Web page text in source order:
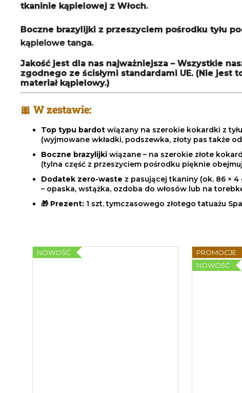
tkaninie kąpielowej z Włoch.
Boczne brazylijki z przeszyciem pośrodku tyłu
kąpielowe tanga.
Jakość jest dla nas najważniejsza – Wszystkie
zgodnego ze ścisłymi standardami UE. (Nie jest
materiał kąpielowy.)
🎀 W zestawie:
Top typu bardot wiązany na szerokie kokardki z tyłu
(wyjmowane wkładki, podszewka, złoty pas także
Boczne brazylijki wiązane – na szerokie złote
(tylna część z przeszyciem pośrodku pięknie
Dodatek zero-waste z pasującej tkaniny (ok. 86 × 4
– opaska, wstążka, ozdoba do włosów lub na
🎁 Prezent: 1 szt. tymczasowego złotego tatuażu
NOWOŚĆ
PROMOCJE
NOWOŚĆ